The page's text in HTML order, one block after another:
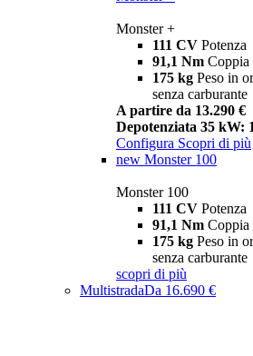
Monster +
111 CV Potenza
91,1 Nm Coppia
175 kg Peso in
senza carburante
A partire da 13.290 €
Depotenziata 35 kW:
Configura Scopri di più
new Monster 100
Monster 100
111 CV Potenza
91,1 Nm Coppia
175 kg Peso in
senza carburante
scopri di più
MultistradaDa 16.690 €